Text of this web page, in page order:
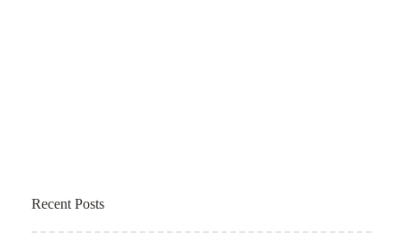
Recent Posts